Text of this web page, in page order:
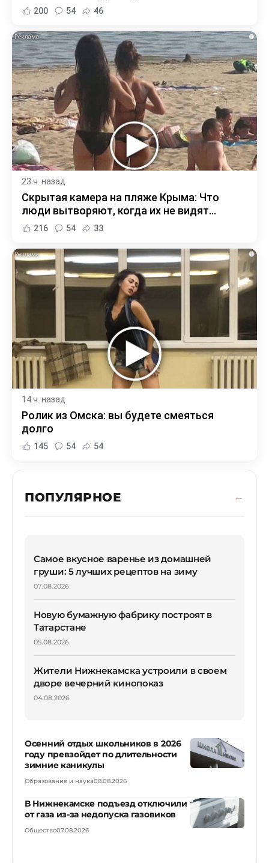
200 54 46
i
23 ч. назад
Скрытая камера на пляже Крыма: Что
люди вытворяют, когда их не видят...
216 54 33
i
14 ч. назад
Ролик из Омска: вы будете смеяться
долго
145 54 54
ПОПУЛЯРНОЕ
Самое вкусное варенье из домашней
груши: 5 лучших рецептов на зиму
07.08.2026
Новую бумажную фабрику построят в
Татарстане
05.08.2026
Жители Нижнекамска устроили в своем
дворе вечерний кинопоказ
04.08.2026
Осенний отдых школьников в 2026
году превзойдет по длительности
зимние каникулы
Образование и наука08.08.2026
В Нижнекамске подъезд отключили
от газа из-за недопуска газовиков
Общество07.08.2026